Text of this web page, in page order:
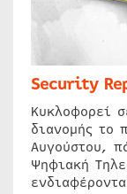
Security
Κυκλοφορεί
διανομής το
Αυγούστου,
Ψηφιακή